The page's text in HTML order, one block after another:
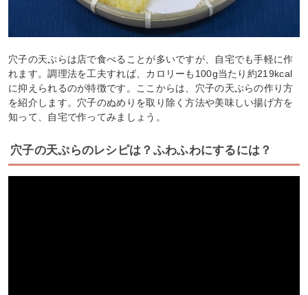
穴子の天ぷらは店で食べることが多いですが、自宅でも手軽に作
れます。調理法を工夫すれば、カロリーも100g当たり約219kcal
に抑えられるのが特徴です。ここからは、穴子の天ぷらの作り方
を紹介します。穴子のぬめりを取り除く方法や美味しい揚げ方を
知って、自宅で作ってみましょう。
穴子の天ぷらのレシピは？ふわふわにするには？